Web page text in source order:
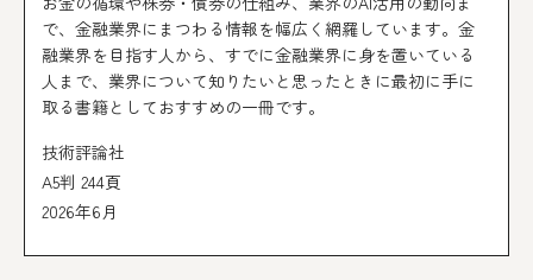
で、金融業界にまつわる情報を幅広く網羅しています。金
融業界を目指す人から、すでに金融業界に身を置いている
人まで、業界について知りたいと思ったときに最初に手に
取る書籍としておすすめの一冊です。
技術評論社
A5判 244頁
2026年6月